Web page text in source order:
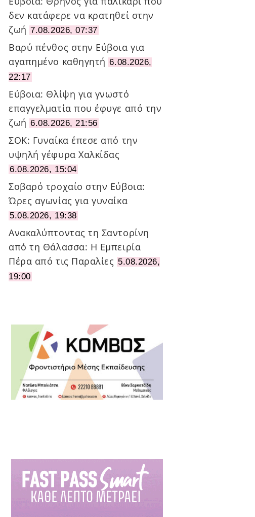
δεν κατάφερε να κρατηθεί στην
ζωή 7.08.2026, 07:37
Βαρύ πένθος στην Εύβοια για
αγαπημένο καθηγητή 6.08.2026,
22:17
Εύβοια: Θλίψη για γνωστό
επαγγελματία που έφυγε από την
ζωή 6.08.2026, 21:56
ΣΟΚ: Γυναίκα έπεσε από την
υψηλή γέφυρα Χαλκίδας
6.08.2026, 15:04
Σοβαρό τροχαίο στην Εύβοια:
Ώρες αγωνίας για γυναίκα
5.08.2026, 19:38
Ανακαλύπτοντας τη Σαντορίνη
από τη Θάλασσα: Η Εμπειρία
Πέρα από τις Παραλίες 5.08.2026,
19:00